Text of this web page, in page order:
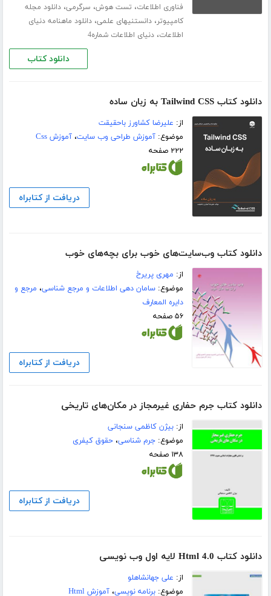
فناوری اطلاعات، تست هوش، سرگرمی،دانلود مجله
کامپیوتر،دانستنیهای علمی،دانلود ماهنامه دنیای
اطلاعات،دنیای اطلاعات شماره4
دانلود کتاب
دانلود کتاب Tailwind CSS به زبان ساده
از: علیرضا کشاورز باحقیقت
موضوع:آموزش طراحی وب سایت،آموزش Css
۲۲۲ صفحه
دریافت از کتابراه
دانلود کتاب وب‌سایت‌های خوب برای بچه‌های خوب
از: مهری پریرخ
موضوع:سامان دهی اطلاعات و مرجع شناسی، مرجع و
دایره المعارف
۵۶ صفحه
دریافت از کتابراه
دانلود کتاب جرم حفاری غیرمجاز در مکان‌های تاریخی
از:بیژن کاظمی سنجانی
موضوع:جرم شناسی،حقوق کیفری
۱۳۸ صفحه
دریافت از کتابراه
دانلود کتاب Html 4.0 لایه اول وب نویسی
از: علی جهانشاهلو
موضوع:برنامه نویسی،آموزش Html